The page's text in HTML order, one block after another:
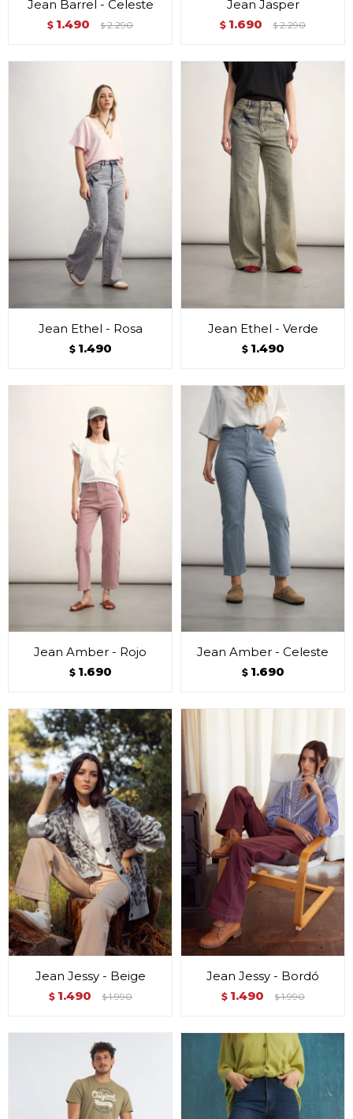
Jean Barrel - Celeste
$ 1.490 $ 2.290
Jean Jasper
$ 1.690 $ 2.290
Jean Ethel - Rosa
$ 1.490
Jean Ethel - Verde
$ 1.490
Jean Amber - Rojo
$ 1.690
Jean Amber - Celeste
$ 1.690
Jean Jessy - Beige
$ 1.490 $ 1.990
Jean Jessy - Bordó
$ 1.490 $ 1.990